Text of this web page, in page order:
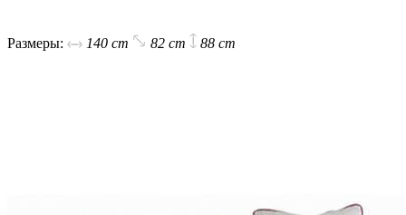
Размеры:
140 cm 82 cm 88 cm